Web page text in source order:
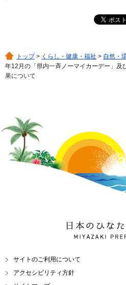
トップ> くらし・健康・福祉 > 自然・
年12月の「県内一斉ノーマイカーデー」及
果について
日本のひなた 宮
MIYAZAKI
サイトのご利用について
アクセシビリティ方針